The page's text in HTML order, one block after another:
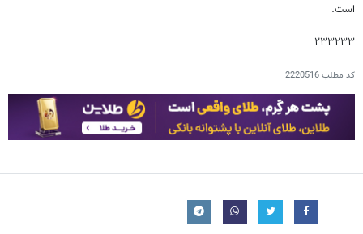
است.
۲۳۳۲۳۳
کد مطلب2220516